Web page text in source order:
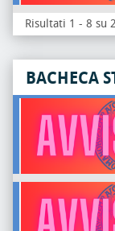
Risultati 1 - 8 su
BACHECA